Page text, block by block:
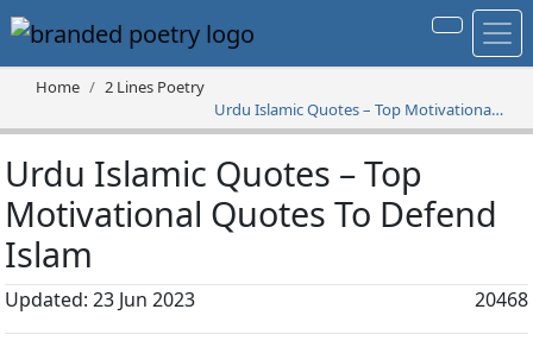
Home
2 Lines Poetry
Urdu Islamic Quotes – Top Motivational
Quotes To Defend Islam
Urdu Islamic Quotes – Top
Motivational Quotes To Defend
Islam
Updated: 23 Jun 2023 20468